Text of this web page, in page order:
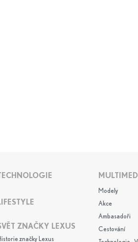
TECHNOLOGIE
ZNAČKY LEXUS
značky Lexus
Modely
Akce
Ambasadoři
Cestování